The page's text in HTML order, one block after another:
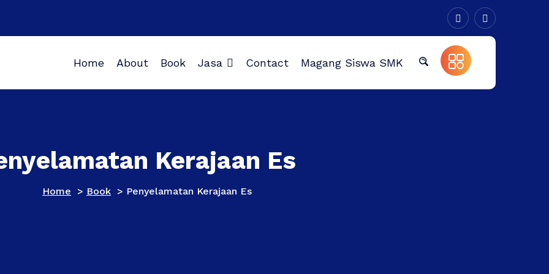
Home About Book Jasa Contact Magang Siswa SMK
Kerajaan Es
Home > Book > Penyelamatan Kerajaan Es